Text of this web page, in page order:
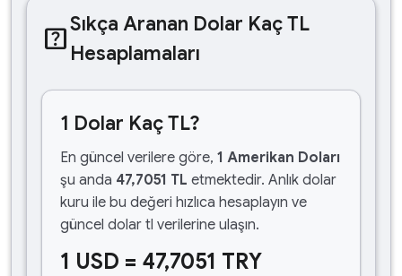
help_centerSıkça Aranan Dolar Kaç TL
Hesaplamaları
1 Dolar Kaç TL?
En güncel verilere göre, 1 Amerikan Doları
şu anda 47,7051 TL etmektedir. Anlık dolar
kuru ile bu değeri hızlıca hesaplayın ve
güncel dolar tl verilerine ulaşın.
1 USD = 47,7051 TRY